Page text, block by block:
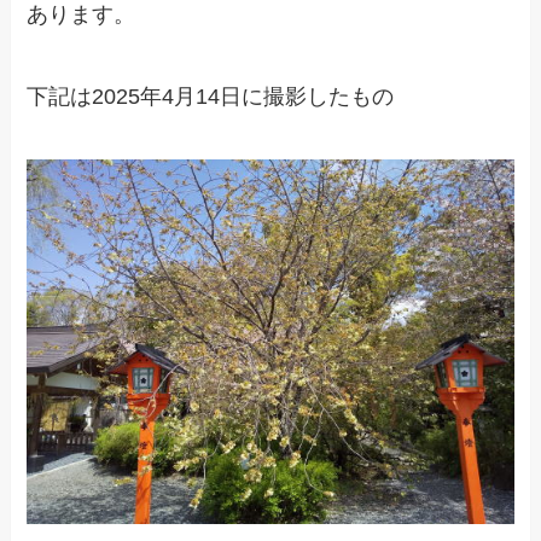
あります。
下記は2025年4月14日に撮影したもの